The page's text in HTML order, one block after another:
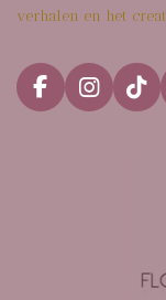
verhalen en het
F
a
I
n
T
i